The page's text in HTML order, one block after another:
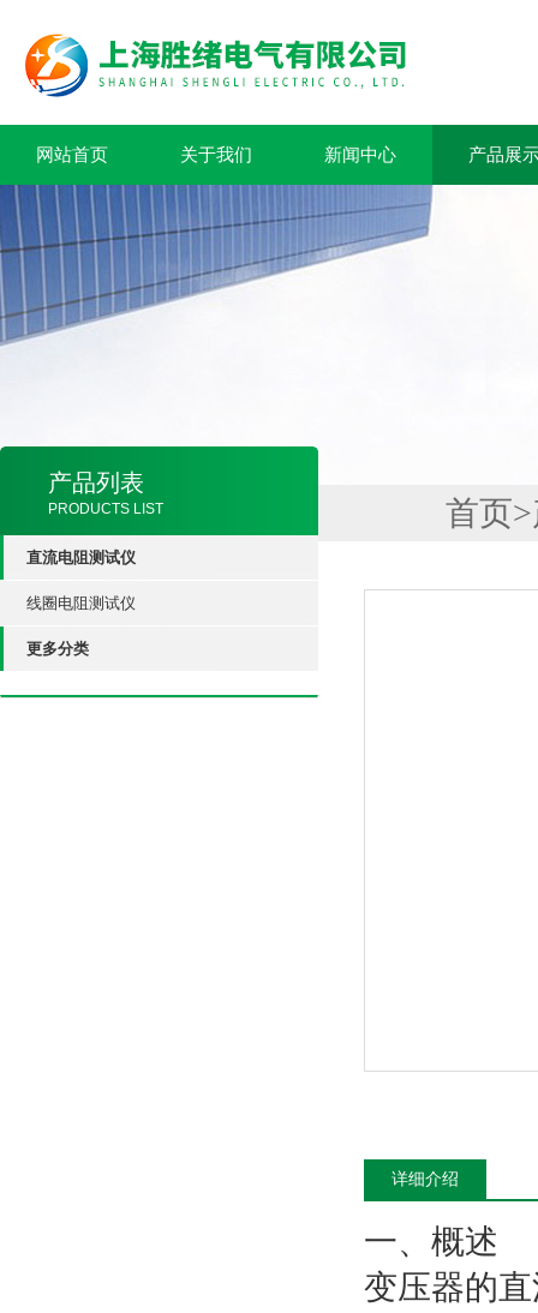
网站首页 关于我们 新闻中心 产品展
产品列表
PRODUCTS LIST
直流电阻测试仪
线圈电阻测试仪
更多分类
首页>
详细介绍
一、概述
变压器的